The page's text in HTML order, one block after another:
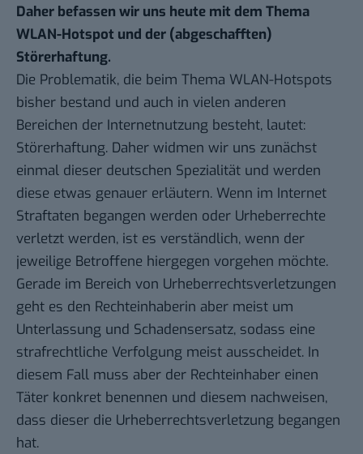
Daher befassen wir uns heute mit dem Thema
WLAN-Hotspot und der (abgeschafften)
Störerhaftung.
Die Problematik, die beim Thema WLAN-Hotspots
bisher bestand und auch in vielen anderen
Bereichen der Internetnutzung besteht, lautet:
Störerhaftung. Daher widmen wir uns zunächst
einmal dieser deutschen Spezialität und werden
diese etwas genauer erläutern. Wenn im Internet
Straftaten begangen werden oder Urheberrechte
verletzt werden, ist es verständlich, wenn der
jeweilige Betroffene hiergegen vorgehen möchte.
Gerade im Bereich von Urheberrechtsverletzungen
geht es den Rechteinhaberin aber meist um
Unterlassung und Schadensersatz, sodass eine
strafrechtliche Verfolgung meist ausscheidet. In
diesem Fall muss aber der Rechteinhaber einen
Täter konkret benennen und diesem nachweisen,
dass dieser die Urheberrechtsverletzung begangen
hat.